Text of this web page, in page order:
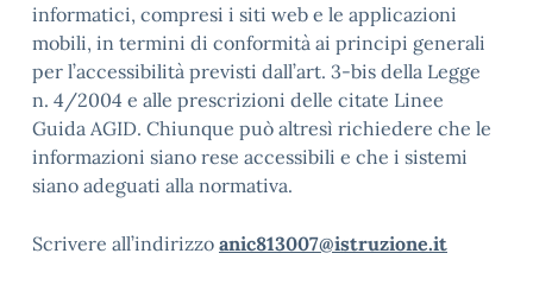
informatici, compresi i siti web e le applicazioni
mobili, in termini di conformità ai principi generali
per l’accessibilità previsti dall’art. 3-bis della Legge
n. 4/2004 e alle prescrizioni delle citate Linee
Guida AGID. Chiunque può altresì richiedere che le
informazioni siano rese accessibili e che i sistemi
siano adeguati alla normativa.
Scrivere all’indirizzo anic813007@istruzione.it